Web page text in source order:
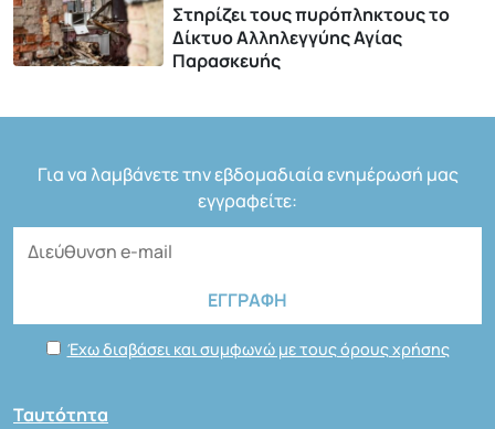
Στηρίζει τους πυρόπληκτους το
Δίκτυο Αλληλεγγύης Αγίας
Παρασκευής
Για να λαμβάνετε την εβδομαδιαία ενημέρωσή μας
εγγραφείτε:
Έχω διαβάσει και συμφωνώ με τους όρους χρήσης
Ταυτότητα